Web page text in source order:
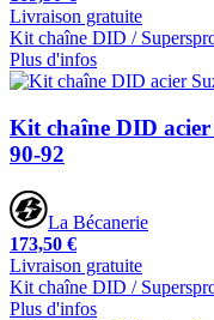
Livraison gratuite
Kit chaîne DID /
Plus d'infos
Kit chaîne DID
90-92
La Bécanerie
173,50 €
Livraison gratuite
Kit chaîne DID /
Plus d'infos